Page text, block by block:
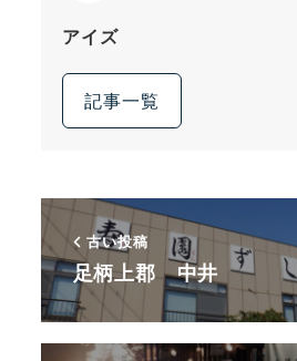
アイズ
記事一覧
古い投稿
足柄上郡 中井